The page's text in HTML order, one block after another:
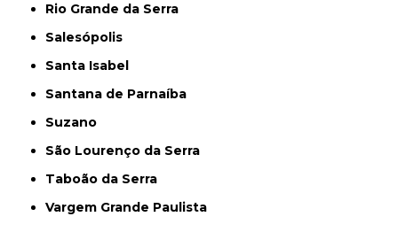
Rio Grande da Serra
Salesópolis
Santa Isabel
Santana de Parnaíba
Suzano
São Lourenço da Serra
Taboão da Serra
Vargem Grande Paulista